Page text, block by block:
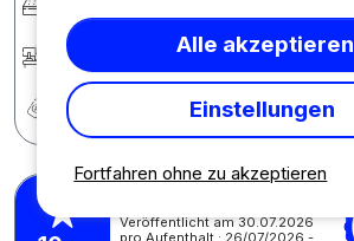
Preis-Leistungs-Verhältnis
Veröffentlicht am 30.07.2026
pro Aufenthalt : 26/07/2026 -
Fortfahren ohne zu akzeptieren
Alle akzeptieren
Einstellungen